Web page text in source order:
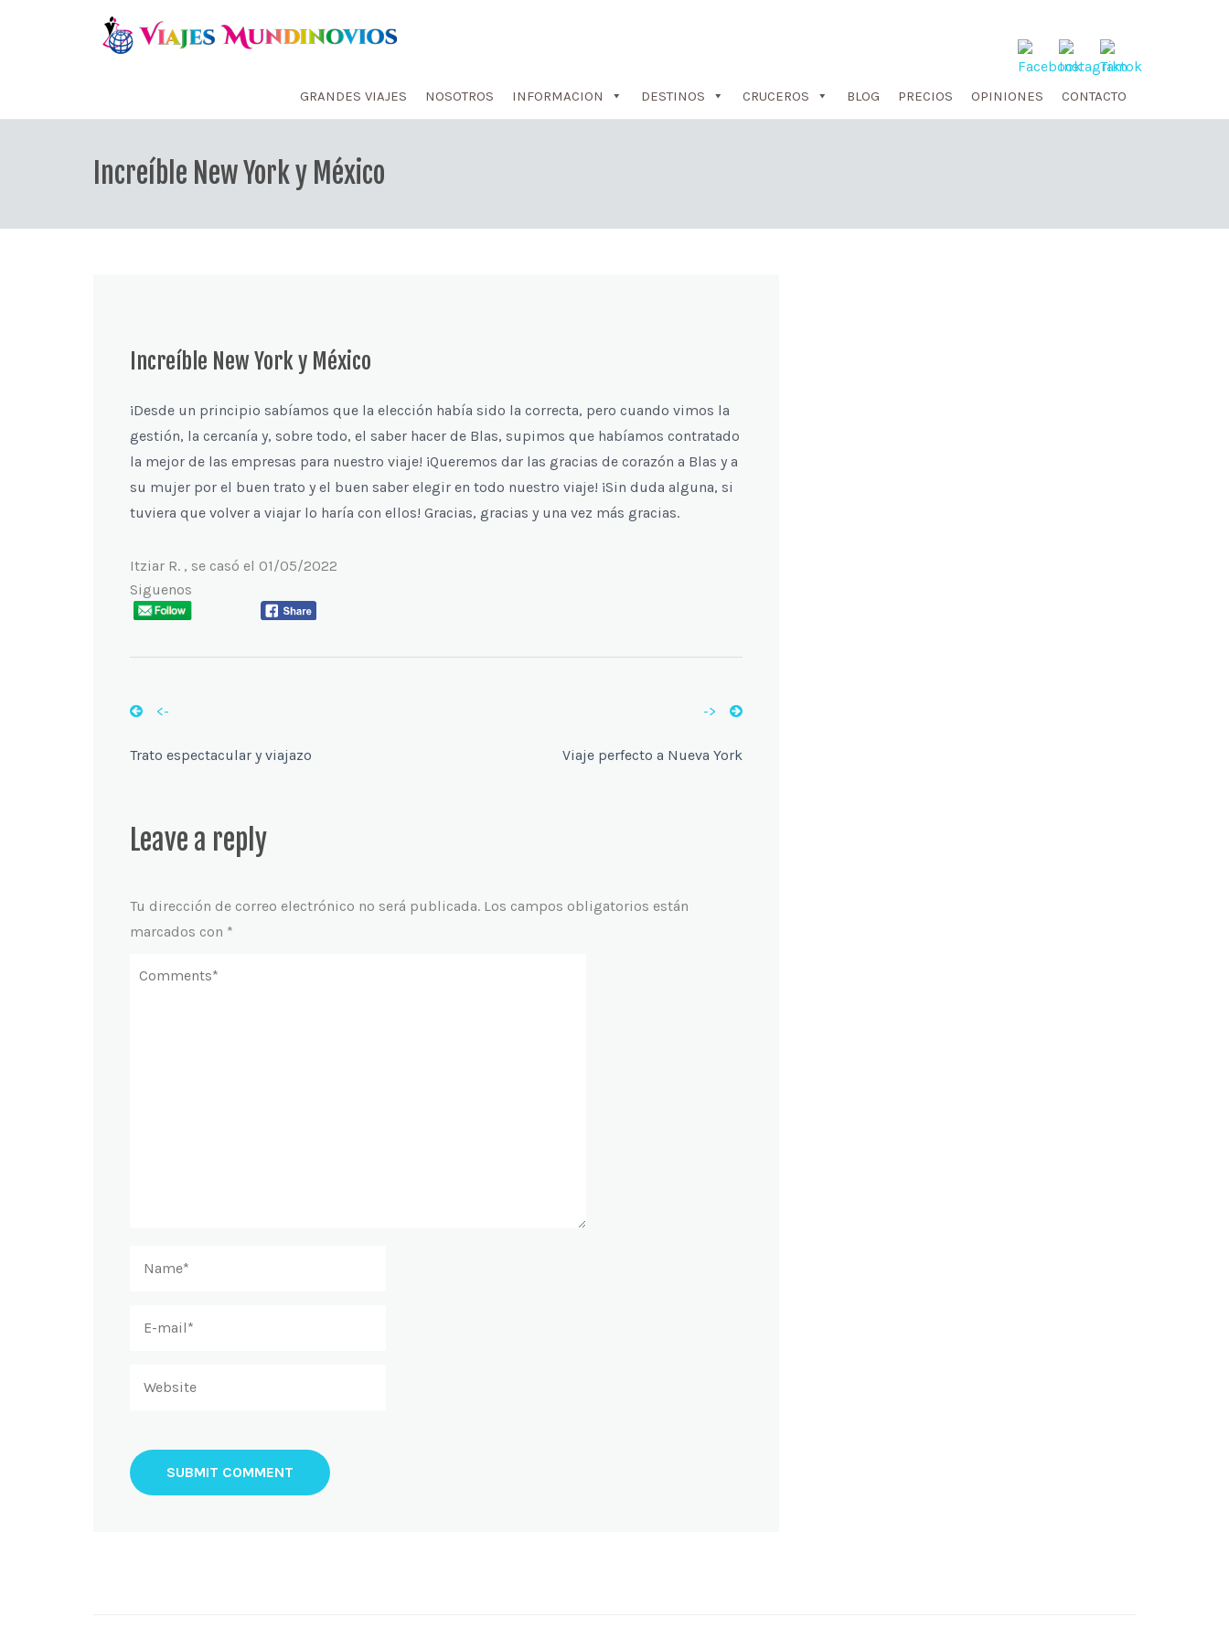
GRANDES VIAJES NOSOTROS INFORMACION DESTINOS CRUCEROS BLOG PRECIOS OPINIONES CONTACTO
Increíble New York y México
Increíble New York y México
¡Desde un principio sabíamos que la elección había sido la correcta, pero cuando vimos la
gestión, la cercanía y, sobre todo, el saber hacer de Blas, supimos que habíamos contratado
la mejor de las empresas para nuestro viaje! ¡Queremos dar las gracias de corazón a Blas y a
su mujer por el buen trato y el buen saber elegir en todo nuestro viaje! ¡Sin duda alguna, si
tuviera que volver a viajar lo haría con ellos! Gracias, gracias y una vez más gracias.
Itziar R. , se casó el 01/05/2022
Siguenos
<-
Trato espectacular y viajazo
->
Viaje perfecto a Nueva York
Leave a reply
Tu dirección de correo electrónico no será publicada. Los campos obligatorios están
marcados con *